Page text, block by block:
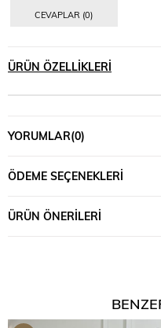
CEVAPLAR (0)
ÜRÜN ÖZELLIKLERI
YORUMLAR(0)
ÖDEME SEÇENEKLERI
ÜRÜN ÖNERILERI